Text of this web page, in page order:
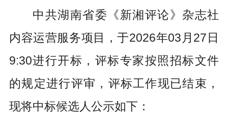
中共湖南省委《新湘评论》杂志社
内容运营服务项目，于2026年03月27日
9:30进行开标，评标专家按照招标文件
的规定进行评审，评标工作现已结束，
现将中标候选人公示如下：